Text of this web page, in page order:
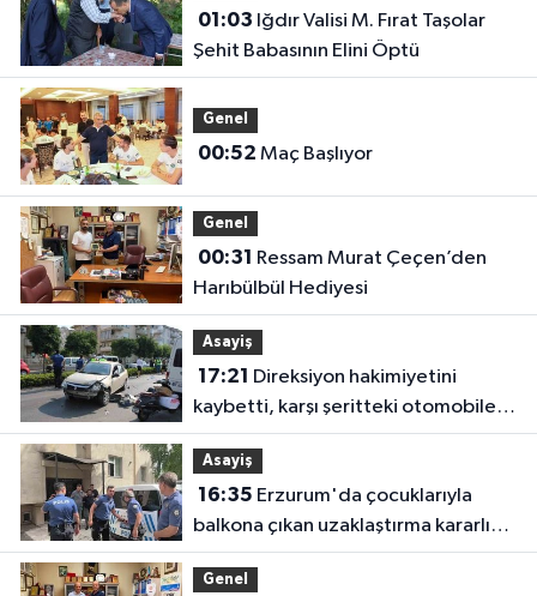
01:03
Şehit Babasının Elini Öptü
Genel
00:52 Maç Başlıyor
Genel
00:31
Harıbülbül Hediyesi
Asayiş
17:21
kaybetti, karşı şeritteki otomobile
çarptı
Asayiş
16:35
balkona çıkan uzaklaştırma kararlı
koca ikna edildi
Genel